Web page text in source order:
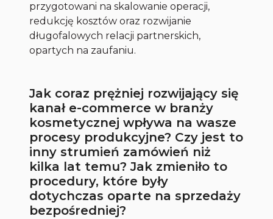
przygotowani na skalowanie operacji,
redukcję kosztów oraz rozwijanie
długofalowych relacji partnerskich,
opartych na zaufaniu.
Jak coraz prężniej rozwijający się
kanał e-commerce w branży
kosmetycznej wpływa na wasze
procesy produkcyjne? Czy jest to
inny strumień zamówień niż
kilka lat temu? Jak zmieniło to
procedury, które były
dotychczas oparte na sprzedaży
bezpośredniej?